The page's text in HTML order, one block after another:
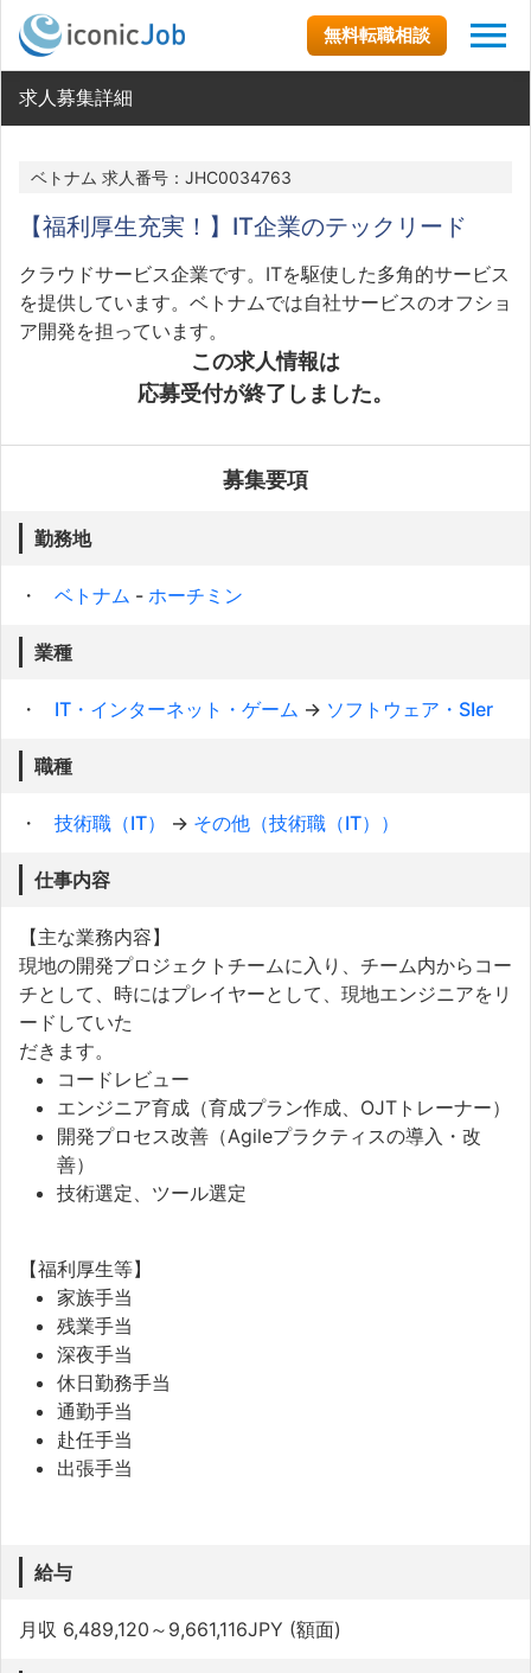
無料転職相談
求人募集詳細
ベトナム 求人番号：JHC0034763
【福利厚生充実！】IT企業のテックリード
クラウドサービス企業です。ITを駆使した多角的サービス
を提供しています。ベトナムでは自社サービスのオフショ
ア開発を担っています。
この求人情報は
応募受付が終了しました。
募集要項
勤務地
ベトナム - ホーチミン
業種
IT・インターネット・ゲーム → ソフトウェア・SIer
職種
技術職（IT） → その他（技術職（IT））
仕事内容
【主な業務内容】
現地の開発プロジェクトチームに入り、チーム内からコー
チとして、時にはプレイヤーとして、現地エンジニアをリ
ードしていた
だきます。
コードレビュー
エンジニア育成（育成プラン作成、OJTトレーナー）
開発プロセス改善（Agileプラクティスの導入・改
善）
技術選定、ツール選定
【福利厚生等】
家族手当
残業手当
深夜手当
休日勤務手当
通勤手当
赴任手当
出張手当
給与
月収 6,489,120～9,661,116JPY (額面)